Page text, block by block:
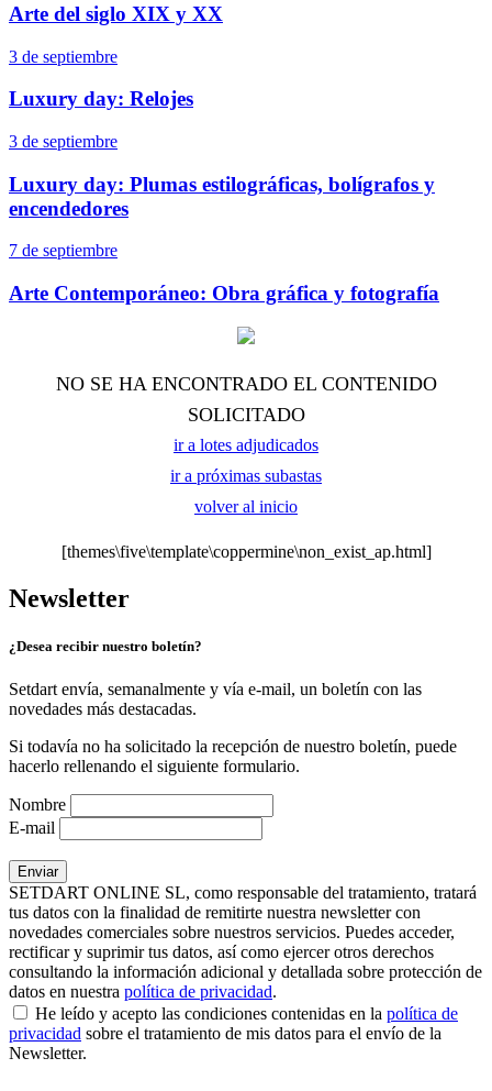
Arte del siglo XIX y XX
3 de septiembre
Luxury day: Relojes
3 de septiembre
Luxury day: Plumas estilográficas, bolígrafos y
encendedores
7 de septiembre
Arte Contemporáneo: Obra gráfica y fotografía
NO SE HA ENCONTRADO EL CONTENIDO
SOLICITADO
ir a lotes adjudicados
ir a próximas subastas
volver al inicio
[themes\five\template\coppermine\non_exist_ap.html]
Newsletter
¿Desea recibir nuestro boletín?
Setdart envía, semanalmente y vía e-mail, un boletín con las
novedades más destacadas.
Si todavía no ha solicitado la recepción de nuestro boletín, puede
hacerlo rellenando el siguiente formulario.
Nombre
E-mail
SETDART ONLINE SL, como responsable del tratamiento, tratará
tus datos con la finalidad de remitirte nuestra newsletter con
novedades comerciales sobre nuestros servicios. Puedes acceder,
rectificar y suprimir tus datos, así como ejercer otros derechos
consultando la información adicional y detallada sobre protección de
datos en nuestra política de privacidad.
He leído y acepto las condiciones contenidas en la política de
privacidad sobre el tratamiento de mis datos para el envío de la
Newsletter.